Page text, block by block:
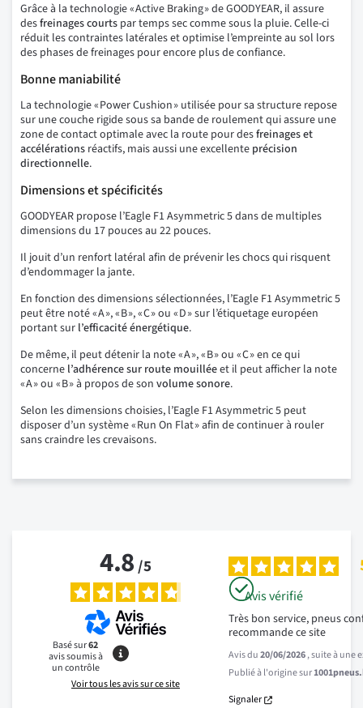
Grâce à la technologie « Active Braking » de GOODYEAR, il assure
desfreinages courts par temps sec comme sous la pluie. Celle-ci
réduit les contraintes latérales et optimise l’empreinte au sol lors
des phases de freinages pour encore plus de confiance.
Bonne maniabilité
La technologie « Power Cushion » utilisée pour sa structure repose
sur une couche rigide sous sa bande de roulement qui assure une
zone de contact optimale avec la route pour desfreinages et
accélérations réactifs, mais aussi une excellente précision
directionnelle.
Dimensions et spécificités
GOODYEAR propose l’Eagle F1 Asymmetric 5 dans de multiples
dimensions du 17 pouces au 22 pouces.
Il jouit d’un renfort latéral afin de prévenir les chocs qui risquent
d’endommager la jante.
En fonction des dimensions sélectionnées, l’Eagle F1 Asymmetric 5
peut être noté « A », « B », « C » ou « D » sur l’étiquetage européen
portant sur l’efficacité énergétique.
De même, il peut détenir la note « A », « B » ou « C » en ce qui
concerne l’adhérence sur route mouilléeet il peut afficher la note
« A » ou « B » à propos de son volume sonore.
Selon les dimensions choisies, l’Eagle F1 Asymmetric 5 peut
disposer d’un système « Run On Flat » afin de continuer à rouler
sans craindre les crevaisons.
4.8/5
Basé sur62
avis soumis à
un contrôle
Voir tous les avis sur ce site
Avis vérifié
Très bon service, pneus
recommande ce site
Avis du20/06/2026, suite à une
Publié à l'origine sur
Signaler